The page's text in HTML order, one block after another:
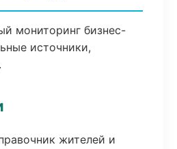
мониторинг бизнес-
источники,
жителей и